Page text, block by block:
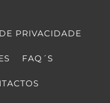
PRIVACIDADE
FAQ´S